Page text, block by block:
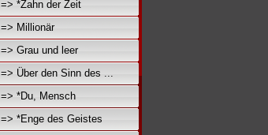
=> *Zahn der Zeit
=> Millionär
=> Grau und leer
=> Über den Sinn des ...
=> *Du, Mensch
=> *Enge des Geistes